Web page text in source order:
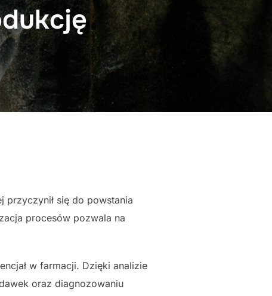
przyczynił się do powstania
procesów pozwala na
w farmacji. Dzięki analizie
oraz diagnozowaniu